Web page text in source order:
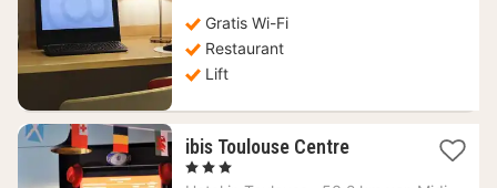
€
Gratis Wi-Fi
Restaurant
Lift
ibis Toulouse Centre1
, 3 Sterren